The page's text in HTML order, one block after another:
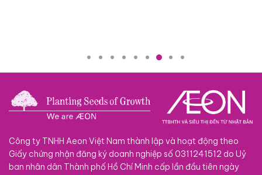
Công ty TNHH Aeon Việt Nam thành lập và hoạt động theo
Giấy chứng nhận đăng ký doanh nghiệp số 0311241512 do Uỷ
ban nhân dân Thành phố Hồ Chí Minh cấp lần đầu tiên ngày